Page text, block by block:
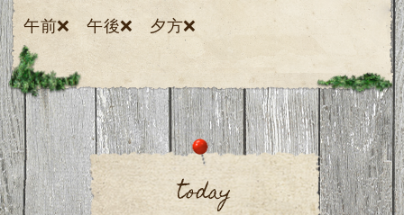
午前❌ 午後❌ 夕方❌
today